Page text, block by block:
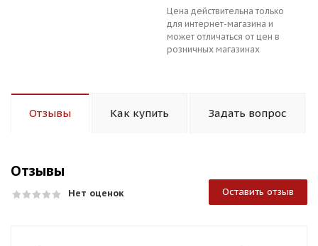
Цена действительна только
для интернет-магазина и
может отличаться от цен в
розничных магазинах
Отзывы Как купить Задать вопрос
Отзывы
Нет оценок Оставить отзыв